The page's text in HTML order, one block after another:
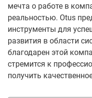
мечта о работе в
реальностью. Otus
инструменты для
развития в области
благодарен этой
стремится к
получить